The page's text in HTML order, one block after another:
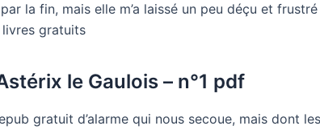
la fin, mais elle m’a laissé un peu déçu et
gratuits
le Gaulois – n°1 pdf
gratuit d’alarme qui nous secoue, mais dont